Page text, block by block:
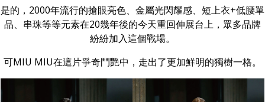
是的，2000年流行的搶眼亮色、金屬光閃耀感、短上衣+低腰單
品、串珠等等元素在20幾年後的今天重回伸展台上，眾多品牌
紛紛加入這個戰場。
可MIU MIU在這片爭奇鬥艷中，走出了更加鮮明的獨樹一格。